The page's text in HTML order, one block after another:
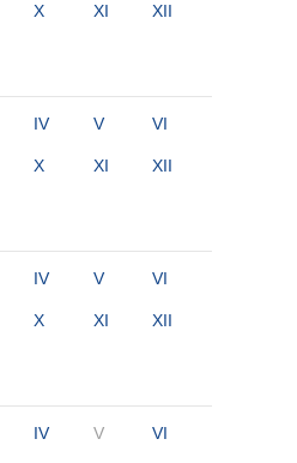
X XI XII
IV V VI
X XI XII
IV V VI
X XI XII
IV V VI